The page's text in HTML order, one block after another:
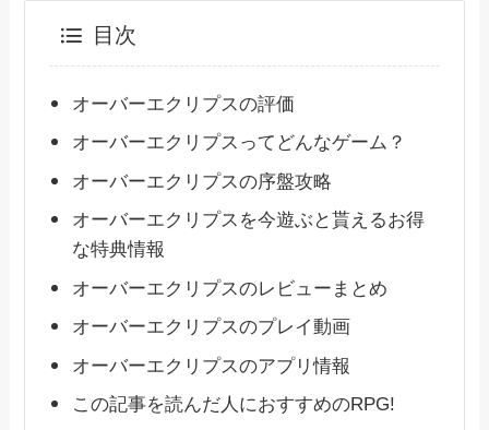
目次
オーバーエクリプスの評価
オーバーエクリプスってどんなゲーム？
オーバーエクリプスの序盤攻略
オーバーエクリプスを今遊ぶと貰えるお得
な特典情報
オーバーエクリプスのレビューまとめ
オーバーエクリプスのプレイ動画
オーバーエクリプスのアプリ情報
この記事を読んだ人におすすめのRPG!